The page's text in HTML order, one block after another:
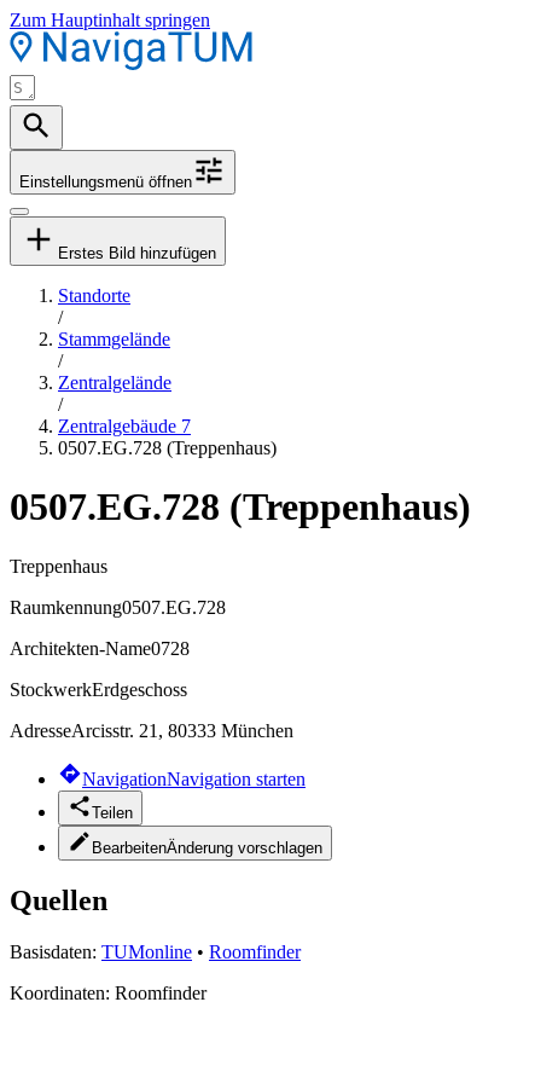
Zum Hauptinhalt springen
Einstellungsmenü öffnen
Erstes Bild hinzufügen
Standorte
/
Stammgelände
/
Zentralgelände
/
Zentralgebäude 7
0507.EG.728 (Treppenhaus)
0507.EG.728 (Treppenhaus)
Treppenhaus
Raumkennung0507.EG.728
Architekten-Name0728
StockwerkErdgeschoss
AdresseArcisstr. 21, 80333 München
NavigationNavigation starten
Teilen
BearbeitenÄnderung vorschlagen
Quellen
Basisdaten: TUMonline • Roomfinder
Koordinaten: Roomfinder